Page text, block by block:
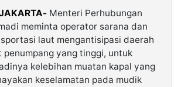
Menteri Perhubungan
meminta operator sarana dan
laut mengantisipasi daerah
yang tinggi, untuk
kelebihan muatan kapal yang
keselamatan pada mudik